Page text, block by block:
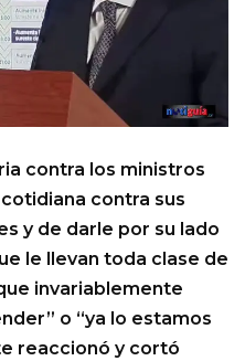
contra los ministros
contra sus
y de darle por su lado
le llevan toda clase de
invariablemente
o “ya lo estamos
reaccionó y cortó